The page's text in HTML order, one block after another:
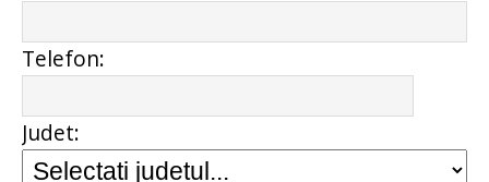
Telefon:
Judet: